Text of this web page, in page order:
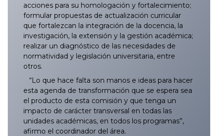
acciones para su homologación y fortalecimiento;
formular propuestas de actualización curricular
que fortalezcan la integración de la docencia, la
investigación, la extensión y la gestión académica;
realizar un diagnóstico de las necesidades de
normatividad y legislación universitaria, entre
otros.
“Lo que hace falta son manos e ideas para hacer
esta agenda de transformación que se espera sea
el producto de esta comisión y que tenga un
impacto de carácter transversal en todas las
unidades académicas, en todos los programas”,
afirmo el coordinador del área.